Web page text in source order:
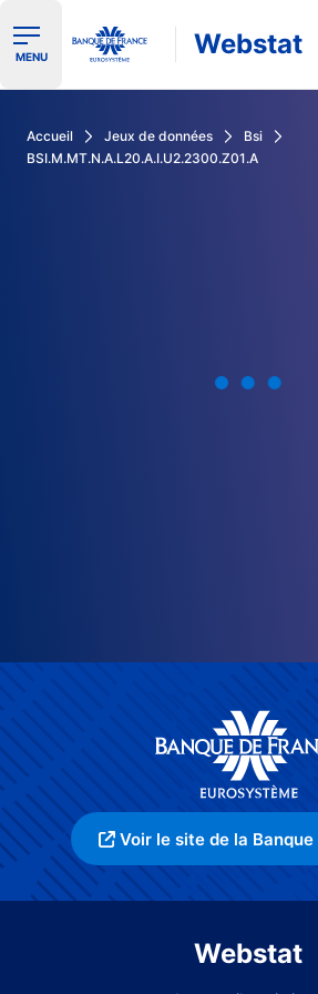
Ouvrir le menu de navigation
MENU Webstat
Accueil Jeux de données
Bsi
BSI.M.MT.N.A.L20.A.I.U2.2300.Z01.A
Voir le site de la
Webstat